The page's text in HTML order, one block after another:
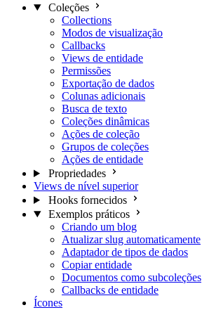
Coleções
Collections
Modos de visualização
Callbacks
Views de entidade
Permissões
Exportação de dados
Colunas adicionais
Busca de texto
Coleções dinâmicas
Ações de coleção
Grupos de coleções
Ações de entidade
Propriedades
Views de nível superior
Hooks fornecidos
Exemplos práticos
Criando um blog
Atualizar slug automaticamente
Adaptador de tipos de dados
Copiar entidade
Documentos como subcoleções
Callbacks de entidade
Ícones